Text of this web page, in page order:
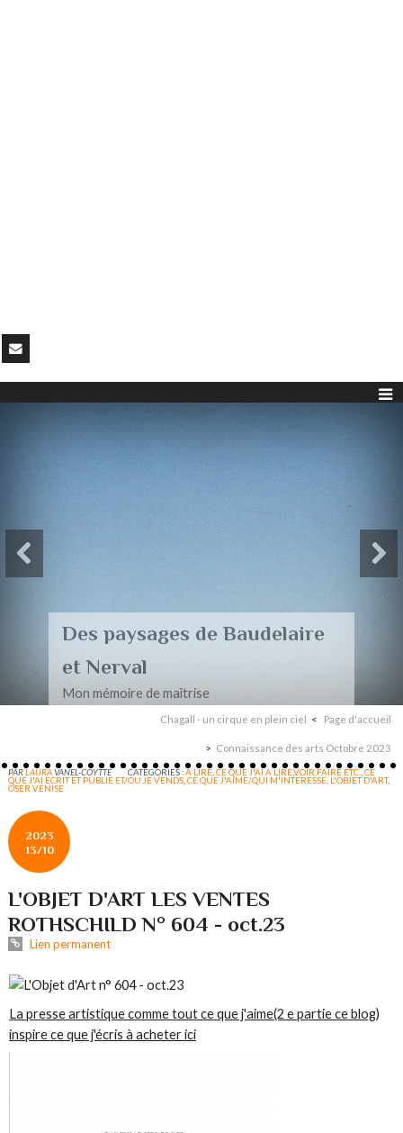
Des paysages de Baudelaire
et Nerval
Mon mémoire de maîtrise
Chagall - un cirque en plein ciel Page d'accueil
Connaissance des arts Octobre 2023
PARLAURAVANEL-COYTTE CATÉGORIES :A LIRE ,CE QUE J'AI A LIRE,VOIR,FAIRE ETC.,CE
QUE J'AI ECRIT ET PUBLIE ET/OU JE VENDS ,CE QUE J'AIME/QUI M'INTERESSE L'OBJET D'ART,
OSER VENISE
2023
13/10
L'OBJET D'ART LES VENTES
ROTHSCHILD N° 604 - oct.23
Lien permanent
La presse artistique comme tout ce que j'aime(2 e partie ce blog)
inspire ce que j'écris à acheter ici